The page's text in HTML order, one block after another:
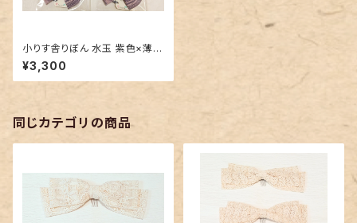
小りす舎りぼん 水玉 紫色×薄ピ
ンク
¥3,300
同じカテゴリの商品